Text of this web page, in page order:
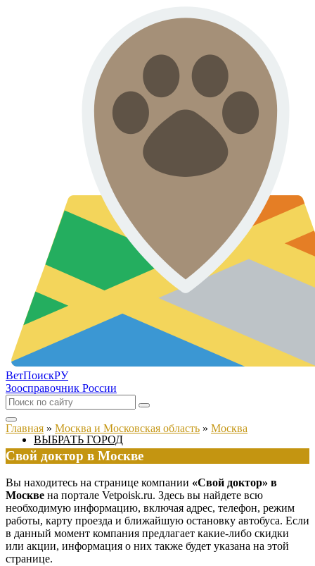
ВетПоискРУ
Зоосправочник России
ВЫБРАТЬ ГОРОД
Главная » Москва и Московская область » Москва
Свой доктор в Москве
Вы находитесь на странице компании «Свой доктор» в
Москве на портале Vetpoisk.ru. Здесь вы найдете всю
необходимую информацию, включая адрес, телефон, режим
работы, карту проезда и ближайшую остановку автобуса. Если
в данный момент компания предлагает какие-либо скидки
или акции, информация о них также будет указана на этой
странице.